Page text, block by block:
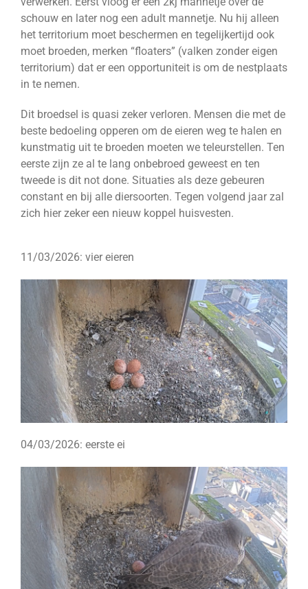
schouw en later nog een adult mannetje. Nu hij alleen
het territorium moet beschermen en tegelijkertijd ook
moet broeden, merken “floaters” (valken zonder eigen
territorium) dat er een opportuniteit is om de nestplaats
in te nemen.
Dit broedsel is quasi zeker verloren. Mensen die met de
beste bedoeling opperen om de eieren weg te halen en
kunstmatig uit te broeden moeten we teleurstellen. Ten
eerste zijn ze al te lang onbebroed geweest en ten
tweede is dit not done. Situaties als deze gebeuren
constant en bij alle diersoorten. Tegen volgend jaar zal
zich hier zeker een nieuw koppel huisvesten.
11/03/2026: vier eieren
04/03/2026: eerste ei